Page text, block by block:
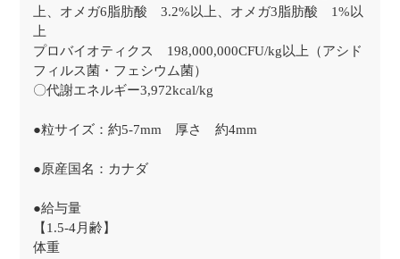
上、オメガ6脂肪酸 3.2%以上、オメガ3脂肪酸 1%以
上
プロバイオティクス 198,000,000CFU/kg以上（アシド
フィルス菌・フェシウム菌）
〇代謝エネルギー3,972kcal/kg
●粒サイズ：約5-7mm 厚さ 約4mm
●原産国名：カナダ
●給与量
【1.5-4月齢】
体重